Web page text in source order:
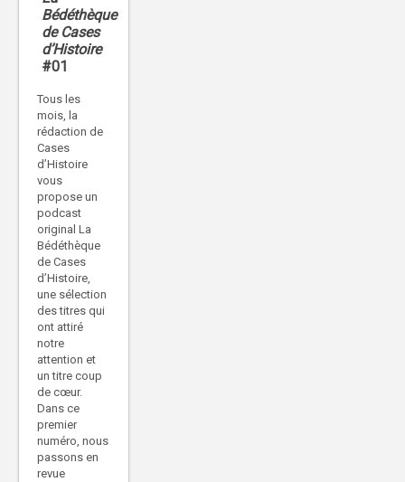
Bédéthèque
de Cases
d’Histoire
#01
Tous les
mois, la
rédaction de
Cases
d’Histoire
vous
propose un
podcast
original La
Bédéthèque
de Cases
d’Histoire,
une sélection
des titres qui
ont attiré
notre
attention et
un titre coup
de cœur.
Dans ce
premier
numéro, nous
passons en
revue